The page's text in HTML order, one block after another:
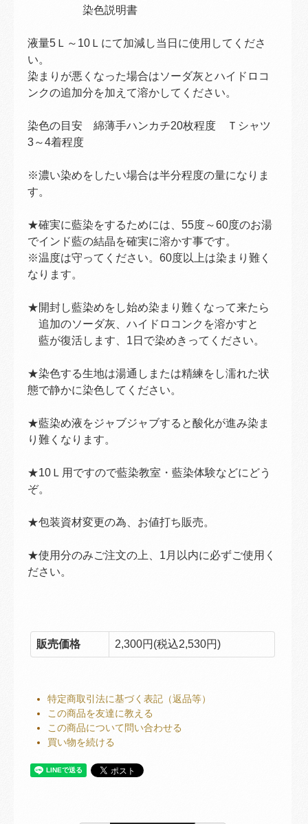
染色説明書
液量5Ｌ～10Ｌにて加減し当日に使用してくださ
い。
染まりが悪くなった場合はソーダ灰とハイドロコ
ンクの追加分を加えて溶かしてください。
染色の目安 綿薄手ハンカチ20枚程度 Ｔシャツ
3～4着程度
※濃い染めをしたい場合は半分程度の量になりま
す。
★確実に藍染をするためには、55度～60度のお湯
でインド藍の結晶を確実に溶かす事です。
※温度は守ってください。60度以上は染まり難く
なります。
★開封し藍染めをし始め染まり難くなって来たら
追加のソーダ灰、ハイドロコンクを溶かすと
藍が復活します、1日で染めきってください。
★染色する生地は湯通しまたは精練をし濡れた状
態で静かに染色してください。
★藍染め液をジャブジャブすると酸化が進み染ま
り難くなります。
★10Ｌ用ですので藍染教室・藍染体験などにどう
ぞ。
★包装資材変更の為、お値打ち販売。
★使用分のみご注文の上、1月以内に必ずご使用く
ださい。
販売価格 2,300円(税込2,530円)
特定商取引法に基づく表記（返品等）
この商品を友達に教える
この商品について問い合わせる
買い物を続ける